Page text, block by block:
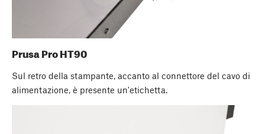
Prusa Pro HT90
Sul retro della stampante, accanto al connettore del cavo di
alimentazione, è presente un'etichetta.